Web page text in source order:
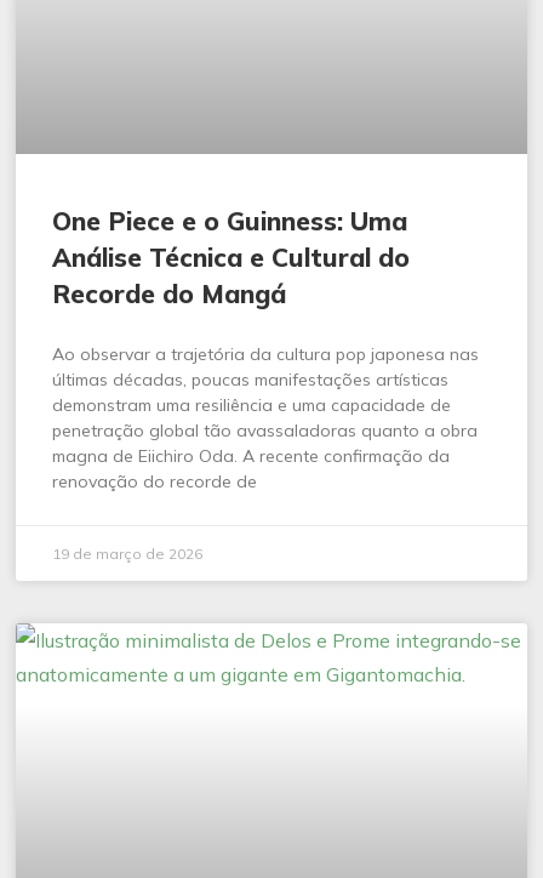
One Piece e o Guinness: Uma
Análise Técnica e Cultural do
Recorde do Mangá
Ao observar a trajetória da cultura pop japonesa nas
últimas décadas, poucas manifestações artísticas
demonstram uma resiliência e uma capacidade de
penetração global tão avassaladoras quanto a obra
magna de Eiichiro Oda. A recente confirmação da
renovação do recorde de
19 de março de 2026